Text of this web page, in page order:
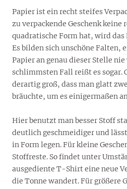
Papier ist ein recht steifes
zu verpackende Geschenk keine
quadratische Form hat, wird
Es bilden sich unschöne Falten,
Papier an genau dieser Stelle
schlimmsten Fall reißt es sogar.
derartig groß, dass man glatt
bräuchte, um es einigermaßen
Hier benutzt man besser Stoff
deutlich geschmeidiger und
in Form legen. Für kleine
Stoffreste. So findet unter
ausgediente T-Shirt eine neue
die Tonne wandert. Für größere